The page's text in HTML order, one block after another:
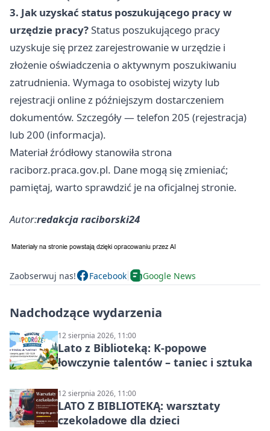
3. Jak uzyskać status poszukującego pracy w
urzędzie pracy?Status poszukującego pracy
uzyskuje się przez zarejestrowanie w urzędzie i
złożenie oświadczenia o aktywnym poszukiwaniu
zatrudnienia. Wymaga to osobistej wizyty lub
rejestracji online z późniejszym dostarczeniem
dokumentów. Szczegóły — telefon 205 (rejestracja)
lub 200 (informacja).
Materiał źródłowy stanowiła strona
raciborz.praca.gov.pl. Dane mogą się zmieniać;
pamiętaj, warto sprawdzić je na oficjalnej stronie.
Autor:redakcja raciborski24
Zaobserwuj nas! Facebook Google News
Nadchodzące wydarzenia
12 sierpnia 2026, 11:00
Lato z Biblioteką: K-popowe
łowczynie talentów – taniec i sztuka
12 sierpnia 2026, 11:00
LATO Z BIBLIOTEKĄ: warsztaty
czekoladowe dla dzieci